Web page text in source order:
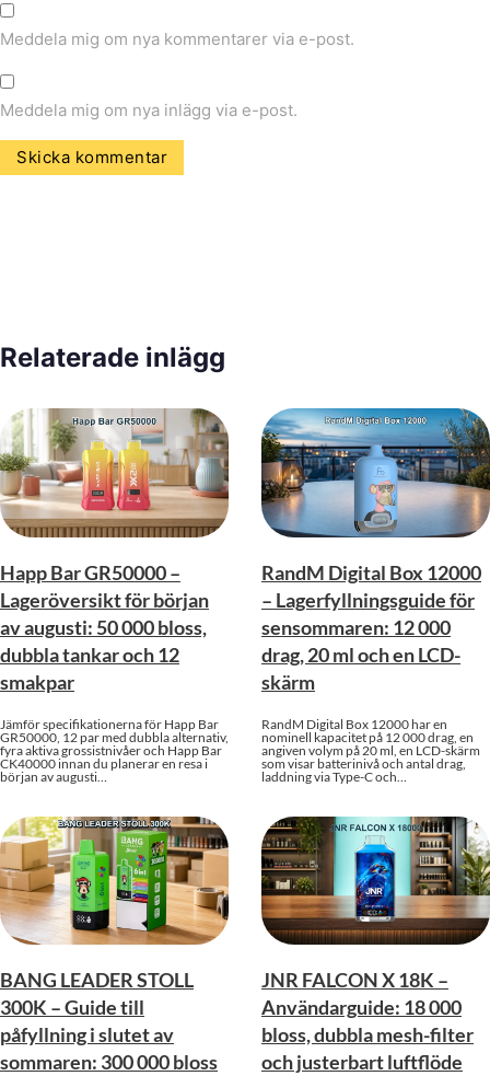
Meddela mig om nya kommentarer via e-post.
Meddela mig om nya inlägg via e-post.
Relaterade inlägg
Happ Bar GR50000 –
Lageröversikt för början
av augusti: 50 000 bloss,
dubbla tankar och 12
smakpar
Jämför specifikationerna för Happ Bar
GR50000, 12 par med dubbla alternativ,
fyra aktiva grossistnivåer och Happ Bar
CK40000 innan du planerar en resa i
början av augusti…
RandM Digital Box 12000
– Lagerfyllningsguide för
sensommaren: 12 000
drag, 20 ml och en LCD-
skärm
RandM Digital Box 12000 har en
nominell kapacitet på 12 000 drag, en
angiven volym på 20 ml, en LCD-skärm
som visar batterinivå och antal drag,
laddning via Type-C och…
BANG LEADER STOLL
300K – Guide till
påfyllning i slutet av
sommaren: 300 000 bloss
JNR FALCON X 18K –
Användarguide: 18 000
bloss, dubbla mesh-filter
och justerbart luftflöde